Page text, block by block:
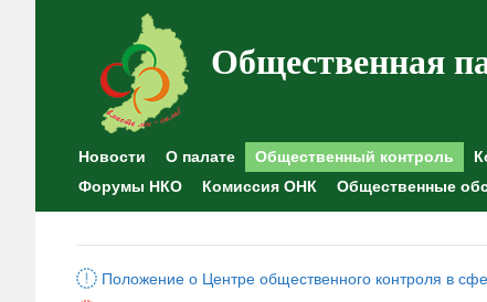
Общественная
Новости О палате Общественный контроль
Форумы НКО
Комиссия ОНК Общественные
Положение о Центре общественного контроля в